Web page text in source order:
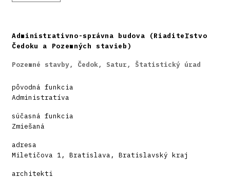
Administrativno-správna budova (Riaditeľstvo
Čedoku a Pozemných stavieb)
Pozemné stavby, Čedok, Satur, Štatistický úrad
pôvodná funkcia
Administratíva
súčasná funkcia
Zmiešaná
adresa
Miletičova 1, Bratislava, Bratislavský kraj
architekti